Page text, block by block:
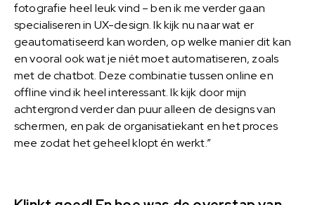
fotografie heel leuk vind – ben ik me verder gaan
specialiseren in UX-design. Ik kijk nu naar wat er
geautomatiseerd kan worden, op welke manier dit kan
en vooral ook wat je niét moet automatiseren, zoals
met de chatbot. Deze combinatie tussen online en
offline vind ik heel interessant. Ik kijk door mijn
achtergrond verder dan puur alleen de designs van
schermen, en pak de organisatiekant en het proces
mee zodat het geheel klopt én werkt.”